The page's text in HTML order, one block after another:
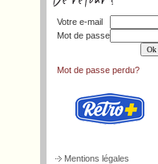
Votre e-mail
Mot de passe
Mot de passe perdu?
Mentions légales